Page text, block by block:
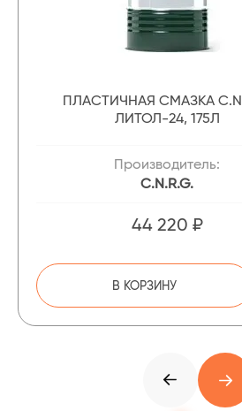
ПЛАСТИЧНАЯ СМАЗКА
ЛИТОЛ-24, 175Л
Производитель:
C.N.R.G.
44 220 ₽
В КОРЗИНУ